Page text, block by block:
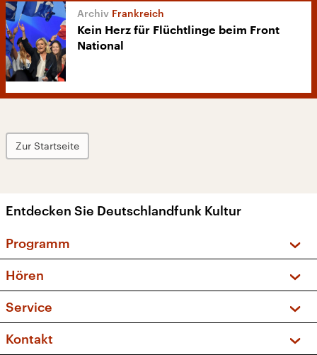
Frankreich
Kein Herz für Flüchtlinge beim Front
National
Zur Startseite
Entdecken Sie Deutschlandfunk Kultur
Programm
Sendungen und Podcasts
Musikliste
Kakadu – Das Kinderprogramm
Hören
Frequenzen (UKW + DAB+)
Service
FAQ
Kontakt